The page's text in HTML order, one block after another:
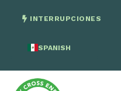
INTERRUPCIONES
SPANISH